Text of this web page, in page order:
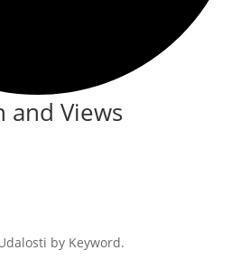
and Views
by Keyword.